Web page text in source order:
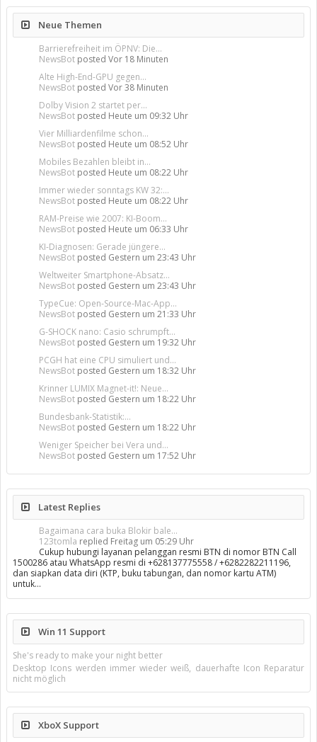
Neue Themen
Barrierefreiheit im ÖPNV: Die...
NewsBot posted Vor 18 Minuten
Alte High-End-GPU gegen...
NewsBot posted Vor 38 Minuten
Dolby Vision 2 startet per...
NewsBot posted Heute um 09:32 Uhr
Vier Milliardenfilme schon...
NewsBot posted Heute um 08:52 Uhr
Mobiles Bezahlen bleibt in...
NewsBot posted Heute um 08:22 Uhr
Immer wieder sonntags KW 32:...
NewsBot posted Heute um 08:22 Uhr
RAM-Preise wie 2007: KI-Boom...
NewsBot posted Heute um 06:33 Uhr
KI-Diagnosen: Gerade jüngere...
NewsBot posted Gestern um 23:43 Uhr
Weltweiter Smartphone-Absatz...
NewsBot posted Gestern um 23:43 Uhr
TypeCue: Open-Source-Mac-App...
NewsBot posted Gestern um 21:33 Uhr
G-SHOCK nano: Casio schrumpft...
NewsBot posted Gestern um 19:32 Uhr
PCGH hat eine CPU simuliert und...
NewsBot posted Gestern um 18:32 Uhr
Krinner LUMIX Magnet-it!: Neue...
NewsBot posted Gestern um 18:22 Uhr
Bundesbank-Statistik:...
NewsBot posted Gestern um 18:22 Uhr
Weniger Speicher bei Vera und...
NewsBot posted Gestern um 17:52 Uhr
Latest Replies
Bagaimana cara buka Blokir bale...
123tomla replied Freitag um 05:29 Uhr
Cukup hubungi layanan pelanggan resmi BTN di nomor BTN Call
1500286 atau WhatsApp resmi di +628137775558 / +6282282211196,
dan siapkan data diri (KTP, buku tabungan, dan nomor kartu ATM)
untuk…
Win 11 Support
She's ready to make your night better
Desktop Icons werden immer wieder weiß, dauerhafte Icon Reparatur
nicht möglich
XboX Support